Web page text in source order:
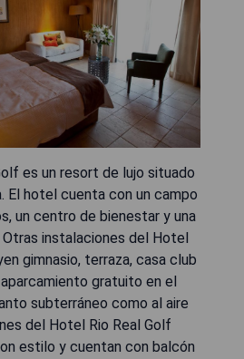
es un resort de lujo situado
El hotel cuenta con un campo
un centro de bienestar y una
instalaciones del Hotel
gimnasio, terraza, casa club
gratuito en el
subterráneo como al aire
del Hotel Rio Real Golf
estilo y cuentan con balcón